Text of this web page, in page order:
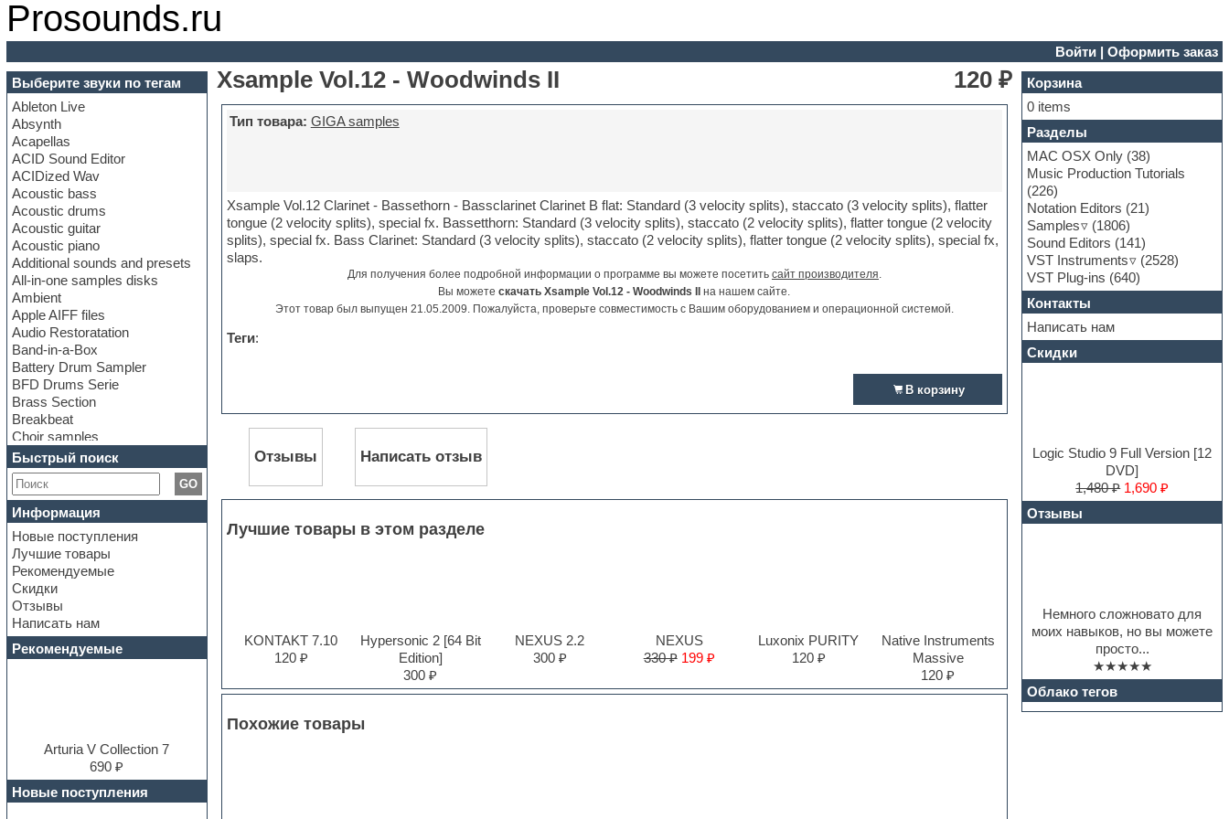
Prosounds.ru
Войти |Оформить заказ
Выберите звуки по тегам
Ableton Live
Absynth
Acapellas
ACID Sound Editor
ACIDized Wav
Acoustic bass
Acoustic drums
Acoustic guitar
Acoustic piano
Additional sounds and presets
All-in-one samples disks
Ambient
Apple AIFF files
Audio Restoratation
Band-in-a-Box
Battery Drum Sampler
BFD Drums Serie
Brass Section
Breakbeat
Choir samples
Chris Hein Samples
Cinematic samples
Club bass
Club leads
Club sounds
Construction kits
Convolution
Cubase
Dance drums
Dance music production
tutorials
DAW
Disco samples
Dubstep
E-MU Samples
Electric bass
Electric guitar
Быстрый поиск
GO
Информация
Новые поступления
Лучшие товары
Рекомендуемые
Скидки
Отзывы
Написать нам
Рекомендуемые
Arturia V Collection 7
690 ₽
Новые поступления
Xsample Vol.12 - Woodwinds II 120 ₽
Тип товара: GIGA samples
Xsample Vol.12 Clarinet - Bassethorn - Bassclarinet Clarinet B flat: Standard (3 velocity splits), staccato (3 velocity splits), flatter
tongue (2 velocity splits), special fx. Bassetthorn: Standard (3 velocity splits), staccato (2 velocity splits), flatter tongue (2 velocity
splits), special fx. Bass Clarinet: Standard (3 velocity splits), staccato (2 velocity splits), flatter tongue (2 velocity splits), special fx,
slaps.
Для получения более подробной информации о программе вы можете посетить сайт производителя.
Вы можетескачать Xsample Vol.12 - Woodwinds II
на нашем сайте.
Этот товар был выпущен 21.05.2009. Пожалуйста, проверьте совместимость с Вашим оборудованием и операционной системой.
Теги:
В корзину
Отзывы Написать отзыв
Лучшие товары в этом разделе
KONTAKT 7.10
120 ₽
Hypersonic 2 [64 Bit
Edition]
300 ₽
NEXUS 2.2
300 ₽
NEXUS
330 ₽ 199 ₽
Luxonix PURITY
120 ₽
Native Instruments
Massive
120 ₽
Похожие товары
Корзина
0 items
Разделы
MAC OSX Only (38)
Music Production Tutorials
(226)
Notation Editors (21)
Samples
(1806)
Sound Editors (141)
VST Instruments
(2528)
VST Plug-ins (640)
Контакты
Написать нам
Скидки
Logic Studio 9 Full Version [12
DVD]
1,480 ₽ 1,690 ₽
Отзывы
Немного сложновато для
моих навыков, но вы можете
просто...
★★★★★
Облако тегов